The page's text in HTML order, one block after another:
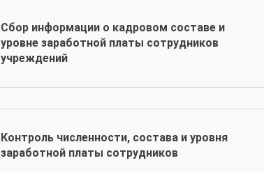
Сбор информации о кадровом составе и
уровне заработной платы сотрудников
учреждений
Контроль численности, состава и уровня
заработной платы сотрудников